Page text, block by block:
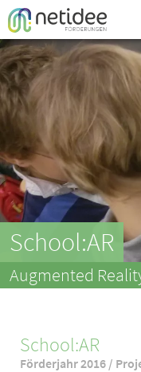
Enter your
Passwort
School:AR
Augmented
School:AR
Förderjahr 2016 /